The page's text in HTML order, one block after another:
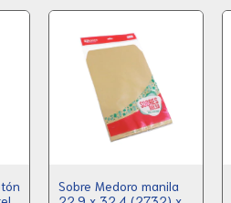
Sobre Medoro manila